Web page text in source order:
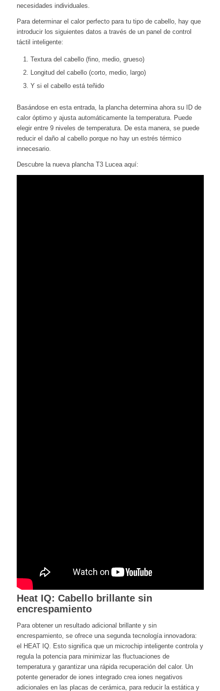
necesidades individuales.
Para determinar el calor perfecto para tu tipo de cabello, hay que
introducir los siguientes datos a través de un panel de control
táctil inteligente:
Textura del cabello (fino, medio, grueso)
Longitud del cabello (corto, medio, largo)
Y si el cabello está teñido
Basándose en esta entrada, la plancha determina ahora su ID de
calor óptimo y ajusta automáticamente la temperatura. Puede
elegir entre 9 niveles de temperatura. De esta manera, se puede
reducir el daño al cabello porque no hay un estrés térmico
innecesario.
Descubre la nueva plancha T3 Lucea aquí:
Heat IQ: Cabello brillante sin
encrespamiento
Para obtener un resultado adicional brillante y sin
encrespamiento, se ofrece una segunda tecnología innovadora:
el HEAT IQ. Esto significa que un microchip inteligente controla y
regula la potencia para minimizar las fluctuaciones de
temperatura y garantizar una rápida recuperación del calor. Un
potente generador de iones integrado crea iones negativos
adicionales en las placas de cerámica, para reducir la estática y